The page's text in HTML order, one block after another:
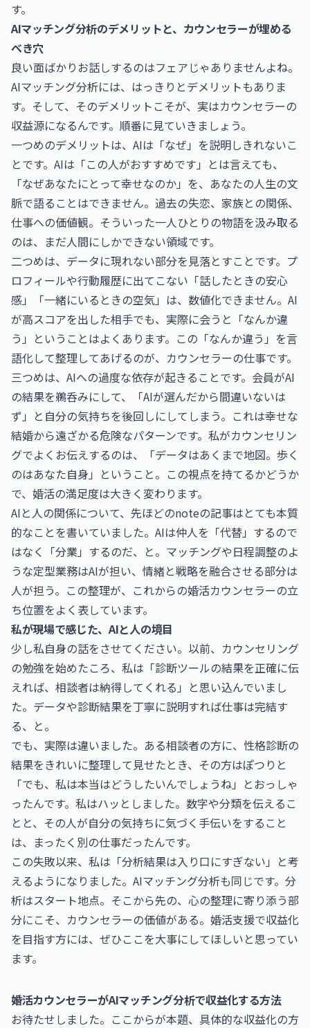
す。
AIマッチング分析のデメリットと、カウンセラーが埋める
べき穴
良い面ばかりお話しするのはフェアじゃありませんよね。
AIマッチング分析には、はっきりとデメリットもありま
す。そして、そのデメリットこそが、実はカウンセラーの
収益源になるんです。順番に見ていきましょう。
一つめのデメリットは、AIは「なぜ」を説明しきれないこ
とです。AIは「この人がおすすめです」とは言えても、
「なぜあなたにとって幸せなのか」を、あなたの人生の文
脈で語ることはできません。過去の失恋、家族との関係、
仕事への価値観。そういった一人ひとりの物語を汲み取る
のは、まだ人間にしかできない領域です。
二つめは、データに現れない部分を見落とすことです。プ
ロフィールや行動履歴に出てこない「話したときの安心
感」「一緒にいるときの空気」は、数値化できません。AI
が高スコアを出した相手でも、実際に会うと「なんか違
う」ということはよくあります。この「なんか違う」を言
語化して整理してあげるのが、カウンセラーの仕事です。
三つめは、AIへの過度な依存が起きることです。会員がAI
の結果を鵜呑みにして、「AIが選んだから間違いないは
ず」と自分の気持ちを後回しにしてしまう。これは幸せな
結婚から遠ざかる危険なパターンです。私がカウンセリン
グでよくお伝えするのは、「データはあくまで地図。歩く
のはあなた自身」ということ。この視点を持てるかどうか
で、婚活の満足度は大きく変わります。
AIと人の関係について、先ほどのnoteの記事はとても本質
的なことを書いていました。AIは仲人を「代替」するので
はなく「分業」するのだ、と。マッチングや日程調整のよ
うな定型業務はAIが担い、情緒と戦略を融合させる部分は
人が担う。この整理が、これからの婚活カウンセラーの立
ち位置をよく表しています。
私が現場で感じた、AIと人の境目
少し私自身の話をさせてください。以前、カウンセリング
の勉強を始めたころ、私は「診断ツールの結果を正確に伝
えれば、相談者は納得してくれる」と思い込んでいまし
た。データや診断結果を丁寧に説明すれば仕事は完結す
る、と。
でも、実際は違いました。ある相談者の方に、性格診断の
結果をきれいに整理して見せたとき、その方はぽつりと
「でも、私は本当はどうしたいんでしょうね」とおっしゃ
ったんです。私はハッとしました。数字や分類を伝えるこ
とと、その人が自分の気持ちに気づく手伝いをすること
は、まったく別の仕事だったんです。
この失敗以来、私は「分析結果は入り口にすぎない」と考
えるようになりました。AIマッチング分析も同じです。分
析はスタート地点。そこから先の、心の整理に寄り添う部
分にこそ、カウンセラーの価値がある。婚活支援で収益化
を目指す方には、ぜひここを大事にしてほしいと思ってい
ます。
婚活カウンセラーがAIマッチング分析で収益化する方法
お待たせしました。ここからが本題、具体的な収益化の方